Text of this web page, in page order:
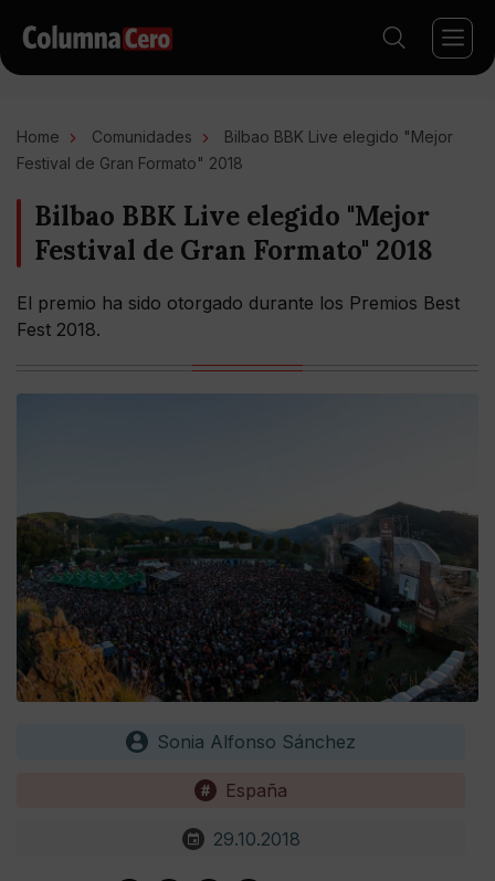
Home Comunidades
Bilbao BBK Live elegido "Mejor
Festival de Gran Formato" 2018
Bilbao BBK Live elegido "Mejor
Festival de Gran Formato" 2018
El premio ha sido otorgado durante los Premios Best
Fest 2018.
Sonia Alfonso Sánchez
España
29.10.2018